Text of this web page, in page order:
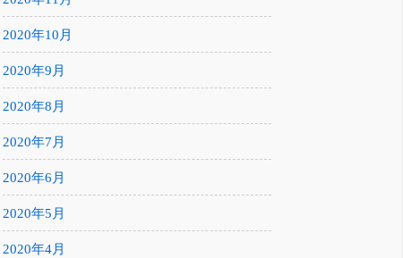
2020年10月
2020年9月
2020年8月
2020年7月
2020年6月
2020年5月
2020年4月